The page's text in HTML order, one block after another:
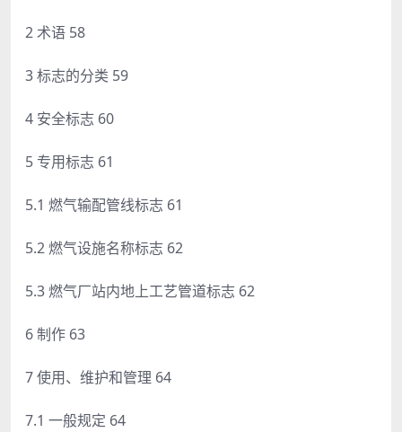
2 术语 58
3 标志的分类 59
4 安全标志 60
5 专用标志 61
5.1 燃气输配管线标志 61
5.2 燃气设施名称标志 62
5.3 燃气厂站内地上工艺管道标志 62
6 制作 63
7 使用、维护和管理 64
7.1 一般规定 64